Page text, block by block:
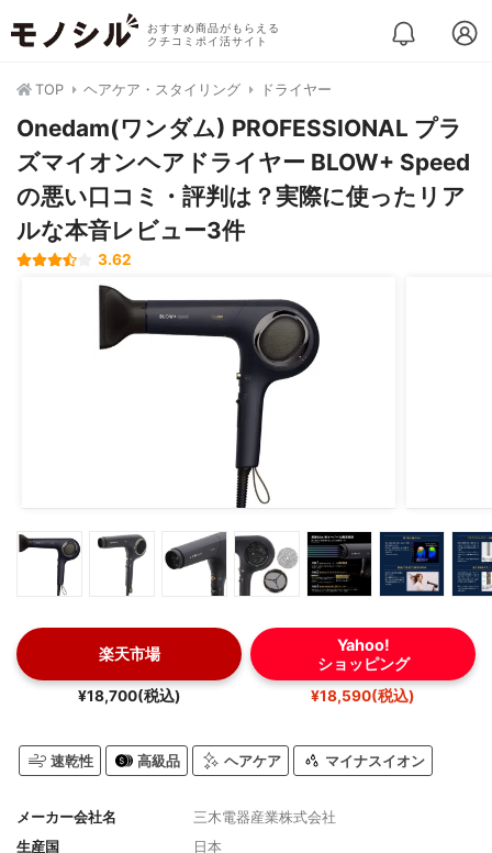
おすすめ商品がもらえる
クチコミポイ活サイト
TOP ヘアケア・スタイリング ドライヤー
Onedam(ワンダム) PROFESSIONAL プラ
ズマイオンヘアドライヤー BLOW+ Speed
の悪い口コミ・評判は？実際に使ったリア
ルな本音レビュー3件
3.62
楽天市場
¥18,700(税込)
Yahoo!
ショッピング
¥18,590(税込)
速乾性 高級品 ヘアケア マイナスイオン
メーカー会社名
三木電器産業株式会社
生産国
日本